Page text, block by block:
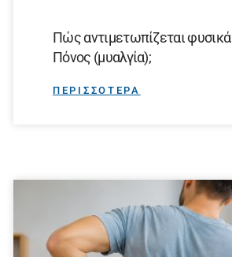
Πώς αντιμετωπίζεται
Πόνος (μυαλγία);
ΠΕΡΙΣΣΟΤΕΡΑ